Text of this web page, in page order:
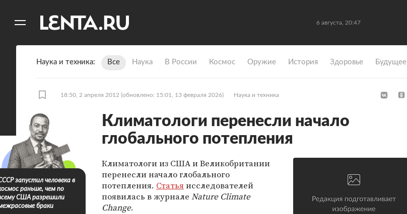
6 августа, 20:47
Наука и техника Все Наука В России Космос Оружие История Здоровье Будущее
18:50, 2 апреля 2012 (обновлено: 15:01, 13 февраля 2026) Наука и техника
Климатологи перенесли начало
глобального потепления
Климатологи из США и Великобритании
перенесли начало глобального
потепления. Статьяисследователей
появилась в журнале Nature Climate
Change.
запустил человека в
раньше, чем по
США разрешили
браки